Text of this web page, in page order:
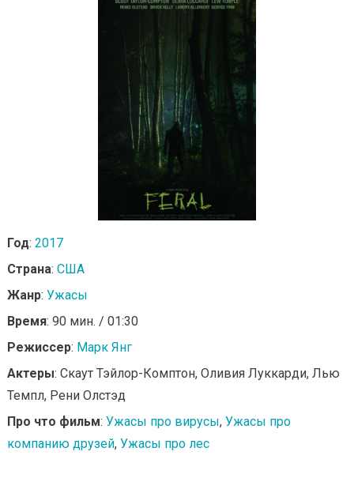
Год: 2017
Страна: США
Жанр: Ужасы
Время: 90 мин. / 01:30
Режиссер: Марк Янг
Актеры: Скаут Тэйлор-Комптон, Оливия Луккарди, Лью
Темпл, Рени Олстэд
Про что фильм: Ужасы про вирусы, Ужасы про
компанию друзей, Ужасы про лес